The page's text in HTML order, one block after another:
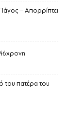
– Απορρίπτει
του πατέρα του